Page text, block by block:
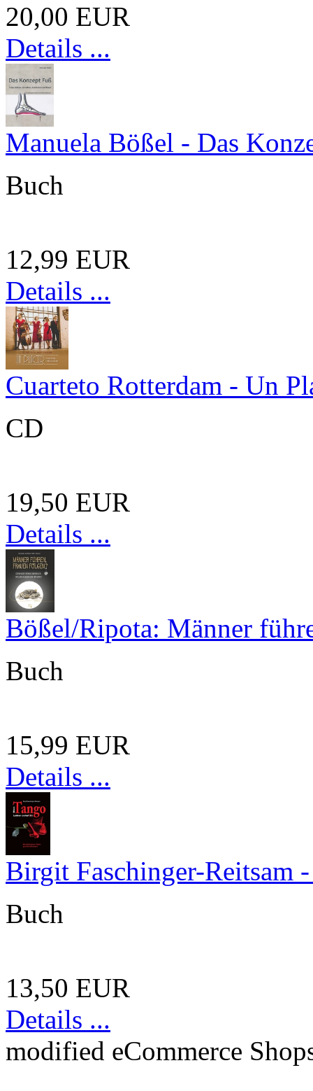
20,00 EUR
Details ...
Manuela Bößel - Das
Buch
12,99 EUR
Details ...
Cuarteto Rotterdam - Un
CD
19,50 EUR
Details ...
Bößel/Ripota: Männer
Buch
15,99 EUR
Details ...
Birgit Faschinger-Reitsam
Buch
13,50 EUR
Details ...
modified eCommerce